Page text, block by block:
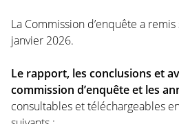
La Commission d’enquête a
janvier 2026.
Le rapport, les conclusions et
commission d’enquête et les
consultables et téléchargeables